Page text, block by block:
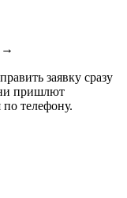
→
заявку сразу
пришлют
телефону.